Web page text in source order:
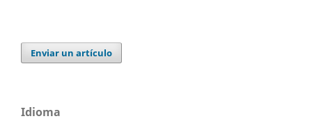
Enviar un artículo
Idioma